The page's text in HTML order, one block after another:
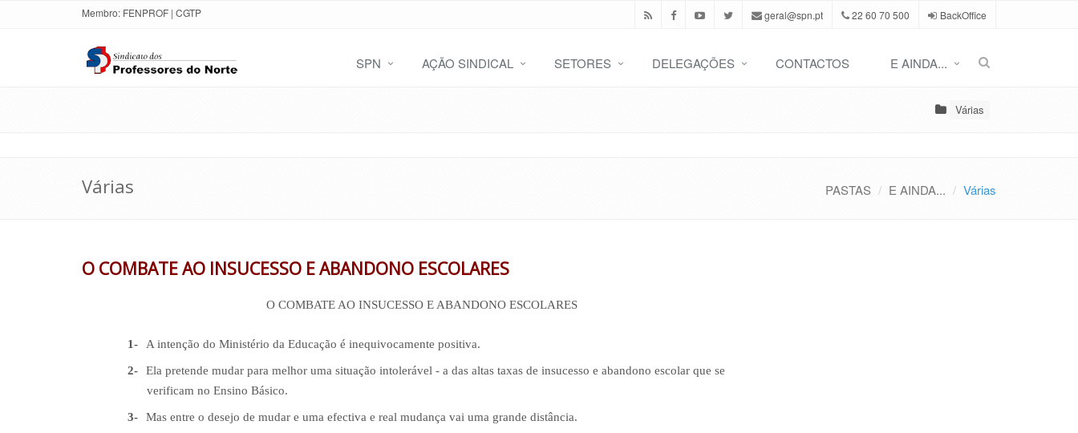
Membro: FENPROF | CGTP geral@spn.pt 22 60 70 500 BackOffice
SPN AÇÃO SINDICAL SETORES DELEGAÇÕES CONTACTOS E AINDA...
Várias
Várias PASTAS E AINDA... Várias
O COMBATE AO INSUCESSO E ABANDONO ESCOLARES
O COMBATE AO INSUCESSO E ABANDONO ESCOLARES
1- A intenção do Ministério da Educação é inequivocamente positiva.
2-
Ela pretende mudar para melhor uma situação intolerável - a das altas taxas de insucesso e abandono escolar que se
verificam no Ensino Básico.
3- Mas entre o desejo de mudar e uma efectiva e real mudança vai uma grande distância.